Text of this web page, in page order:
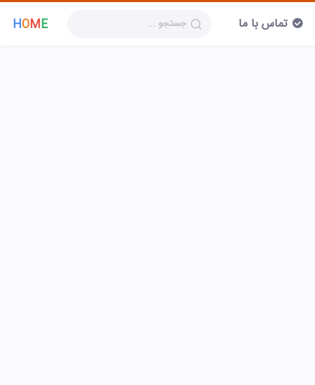
HOME تماس با ما